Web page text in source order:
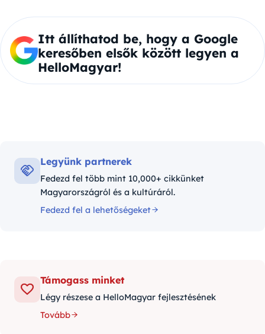
Itt állíthatod be, hogy a Google
keresőben elsők között legyen a
HelloMagyar!
Legyünk partnerek
Fedezd fel több mint 10,000+ cikkünket
Magyarországról és a kultúráról.
Fedezd fel a lehetőségeket
Támogass minket
Légy részese a HelloMagyar fejlesztésének
Tovább